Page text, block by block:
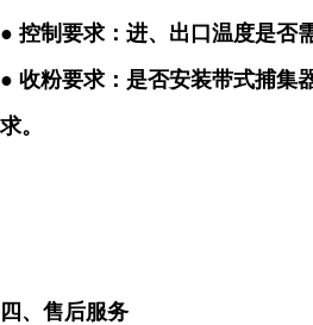
● 控制要求：进、出口温度是否
● 收粉要求：是否安装带式捕集
求。
四、售后服务